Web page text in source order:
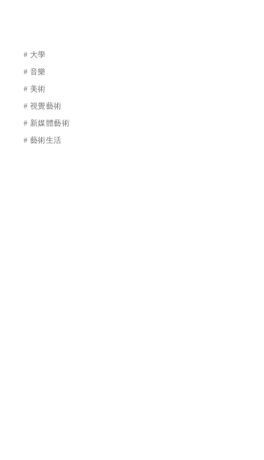
# 大學
# 音樂
# 美術
# 視覺藝術
# 新媒體藝術
# 藝術生活